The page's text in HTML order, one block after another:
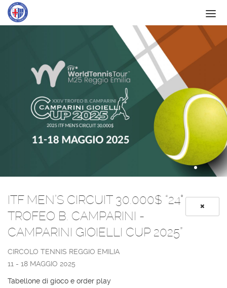
SCUOLA
ATTIVITÀ
NEWS
CONTATTI
ITF MEN’S CIRCUIT 30.000$ “24°
TROFEO B. CAMPARINI -
CAMPARINI GIOIELLI CUP 2025”
CIRCOLO TENNIS REGGIO EMILIA
11 - 18 MAGGIO 2025
Tabellone di gioco e order play